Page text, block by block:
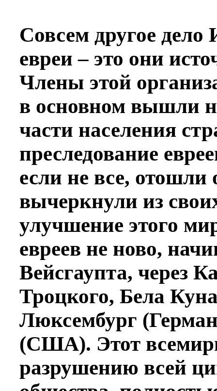
Совсем другое
евреи – это они
Члены этой
в основном вышли
части населения
преследование
если не все, отошли
вычеркнули из
улучшение этого
евреев не ново,
Вейсгаупта, через
Троцкого, Бела
Люксембург
(США). Этот
разрушению всей